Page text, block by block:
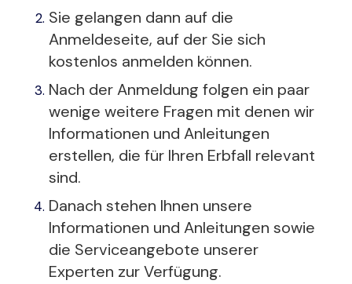
Sie gelangen dann auf die
Anmeldeseite, auf der Sie sich
kostenlos anmelden können.
Nach der Anmeldung folgen ein paar
wenige weitere Fragen mit denen wir
Informationen und Anleitungen
erstellen, die für Ihren Erbfall relevant
sind.
Danach stehen Ihnen unsere
Informationen und Anleitungen sowie
die Serviceangebote unserer
Experten zur Verfügung.